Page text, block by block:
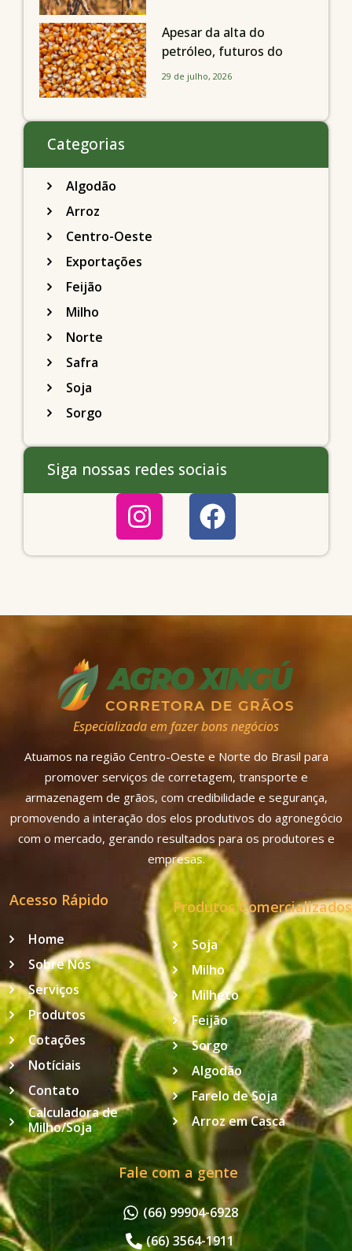
de R$ 150/sc
Apesar da alta do
petróleo, futuros do
milho recuam em
29 de julho, 2026
Categorias
Algodão
Arroz
Centro-Oeste
Exportações
Feijão
Milho
Norte
Safra
Soja
Sorgo
Siga nossas redes sociais
Especializada em fazer bons negócios
Atuamos na região Centro-Oeste e Norte do Brasil para
promover serviços de corretagem, transporte e
armazenagem de grãos, com credibilidade e segurança,
promovendo a interação dos elos produtivos do agronegócio
com o mercado, gerando resultados para os produtores e
empresas.
Acesso Rápido
Home
Sobre Nós
Serviços
Produtos
Cotações
Notíciais
Contato
Calculadora de
Milho/Soja
Produtos Comercializados
Soja
Milho
Milheto
Feijão
Sorgo
Algodão
Farelo de Soja
Arroz em Casca
Fale com a gente
(66) 99904-6928
(66) 3564-1911